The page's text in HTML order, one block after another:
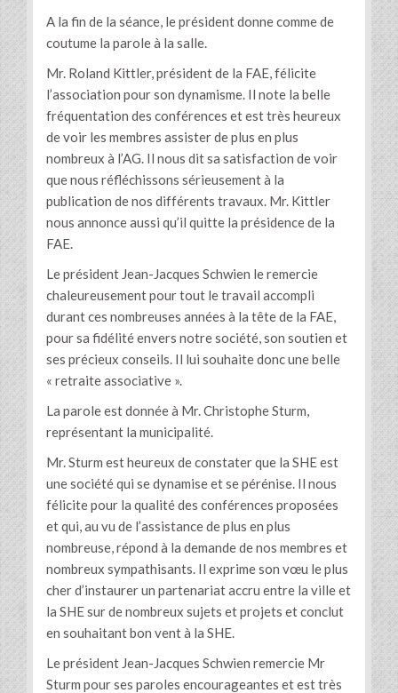
A la fin de la séance, le président donne comme de
coutume la parole à la salle.
Mr. Roland Kittler, président de la FAE, félicite
l’association pour son dynamisme. Il note la belle
fréquentation des conférences et est très heureux
de voir les membres assister de plus en plus
nombreux à l’AG. Il nous dit sa satisfaction de voir
que nous réfléchissons sérieusement à la
publication de nos différents travaux. Mr. Kittler
nous annonce aussi qu’il quitte la présidence de la
FAE.
Le président Jean-Jacques Schwien le remercie
chaleureusement pour tout le travail accompli
durant ces nombreuses années à la tête de la FAE,
pour sa fidélité envers notre société, son soutien et
ses précieux conseils. Il lui souhaite donc une belle
« retraite associative ».
La parole est donnée à Mr. Christophe Sturm,
représentant la municipalité.
Mr. Sturm est heureux de constater que la SHE est
une société qui se dynamise et se pérénise. Il nous
félicite pour la qualité des conférences proposées
et qui, au vu de l’assistance de plus en plus
nombreuse, répond à la demande de nos membres et
nombreux sympathisants. Il exprime son vœu le plus
cher d’instaurer un partenariat accru entre la ville et
la SHE sur de nombreux sujets et projets et conclut
en souhaitant bon vent à la SHE.
Le président Jean-Jacques Schwien remercie Mr
Sturm pour ses paroles encourageantes et est très